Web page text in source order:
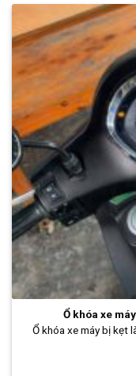
Ổ khóa xe
Ổ khóa xe máy bị kẹt